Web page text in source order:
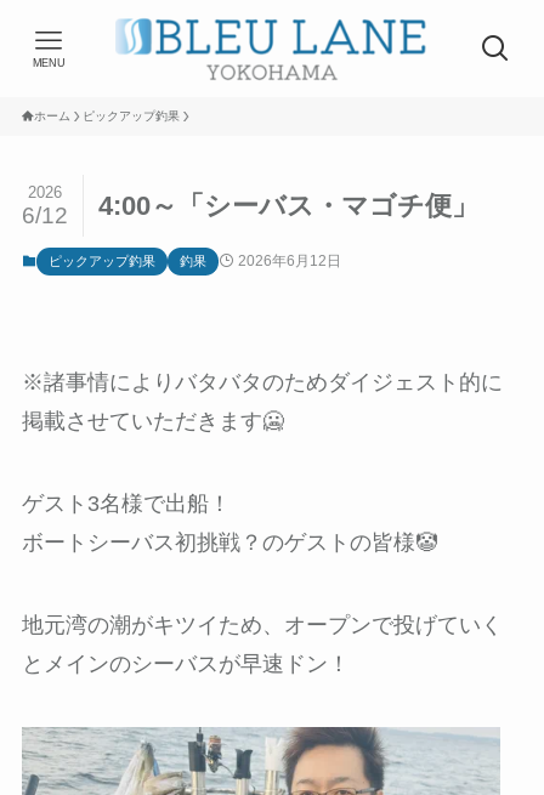
MENU
ホーム ピックアップ釣果
4:00～「シーバス・マゴチ便」
2026
6/12
ピックアップ釣果 釣果 2026年6月12日
※諸事情によりバタバタのためダイジェスト的に
掲載させていただきます🥶
ゲスト3名様で出船！
ボートシーバス初挑戦？のゲストの皆様🤡
地元湾の潮がキツイため、オープンで投げていく
とメインのシーバスが早速ドン！